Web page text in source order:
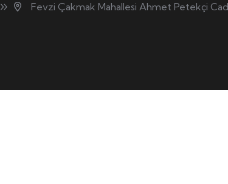
Fevzi Çakmak Mahallesi Ahmet Petekçi